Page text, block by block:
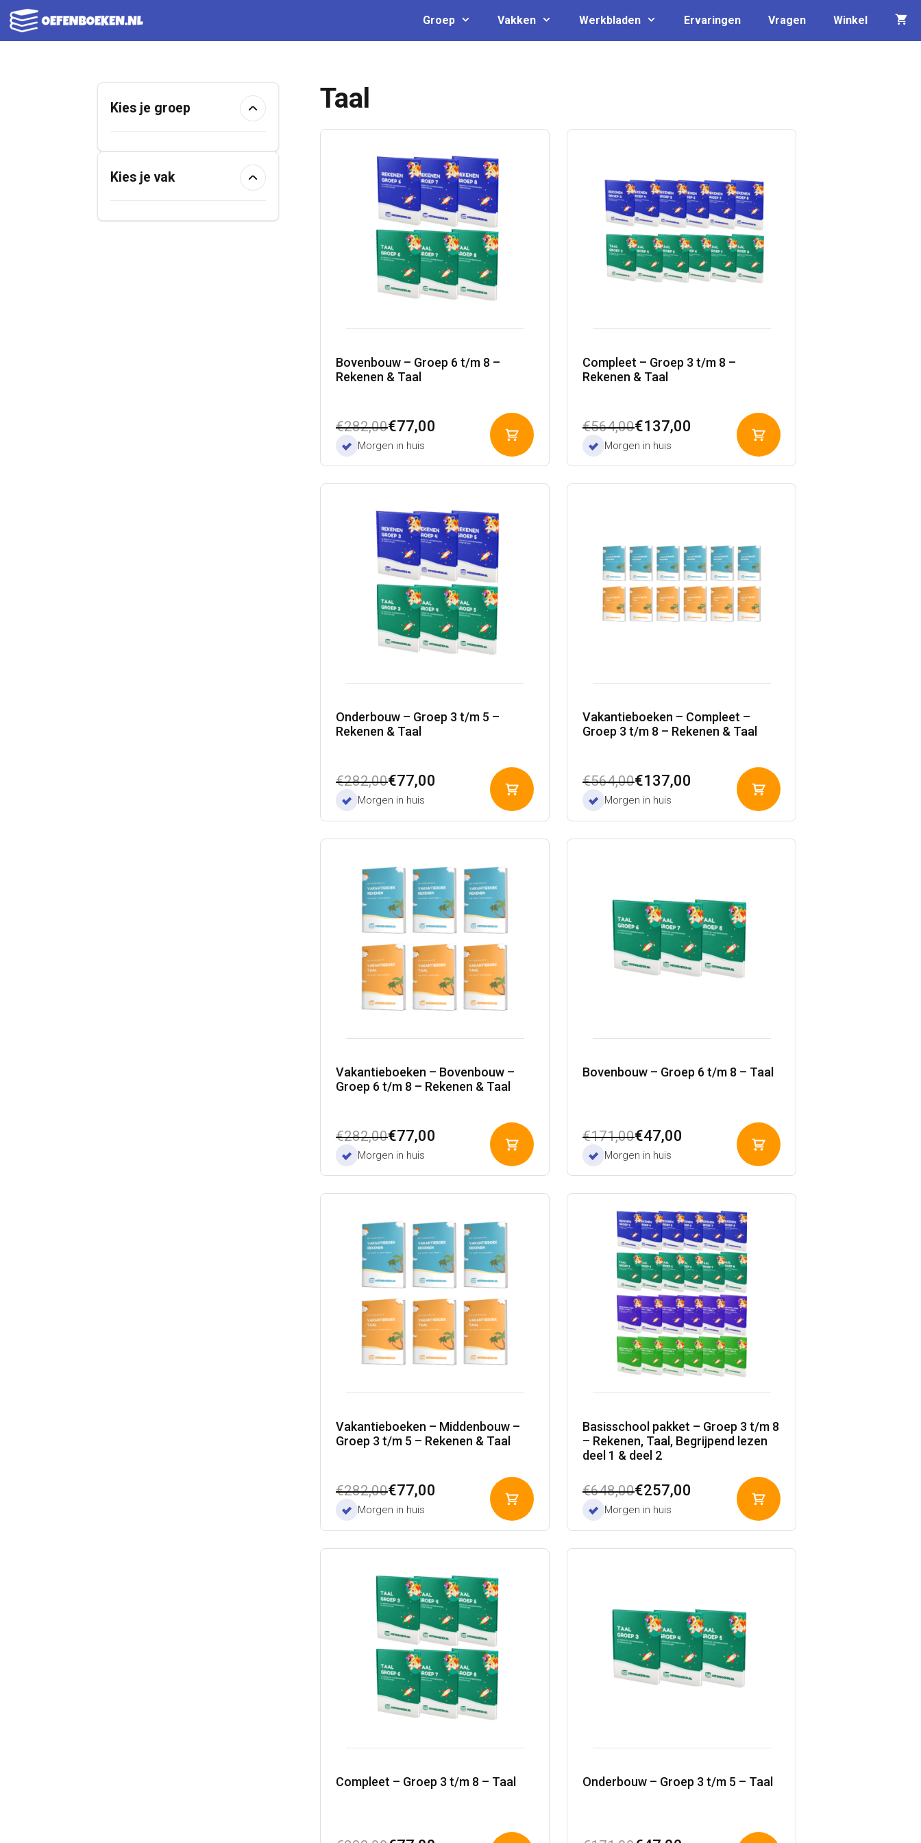
Ga
naar
Groep Vakken Werkbladen Ervaringen Vragen Winkel
Taal
Bovenbouw – Groep 6 t/m 8 –
Rekenen & Taal
€282,00
Oorspronkelijke
prijs
€77,00
Huidige
prijsMorgen in huis
Toevoegen
aan
winkelwagen
Compleet – Groep 3 t/m 8 –
Rekenen & Taal
€564,00
Oorspronkelijke
prijs
€137,00
Huidige
prijsMorgen in huis
Toevoegen
aan
winkelwagen
Onderbouw – Groep 3 t/m 5 –
Rekenen & Taal
€282,00
Oorspronkelijke
prijs
€77,00
Huidige
prijsMorgen in huis
Toevoegen
aan
winkelwagen
Vakantieboeken – Compleet –
Groep 3 t/m 8 – Rekenen & Taal
€564,00
Oorspronkelijke
prijs
€137,00
Huidige
prijsMorgen in huis
Toevoegen
aan
winkelwagen
Vakantieboeken – Bovenbouw –
Groep 6 t/m 8 – Rekenen & Taal
€282,00
Oorspronkelijke
prijs
€77,00
Huidige
prijsMorgen in huis
Toevoegen
aan
winkelwagen
Bovenbouw – Groep 6 t/m 8 – Taal
€171,00
Oorspronkelijke
prijs
€47,00
Huidige
prijsMorgen in huis
Toevoegen
aan
winkelwagen
Vakantieboeken – Middenbouw –
Groep 3 t/m 5 – Rekenen & Taal
€282,00
Oorspronkelijke
prijs
€77,00
Huidige
prijsMorgen in huis
Toevoegen
aan
winkelwagen
Basisschool pakket – Groep 3 t/m 8
– Rekenen, Taal, Begrijpend lezen
deel 1 & deel 2
€648,00
Oorspronkelijke
prijs
€257,00
Huidige
prijsMorgen in huis
Toevoegen
aan
winkelwagen
Compleet – Groep 3 t/m 8 – Taal Onderbouw – Groep 3 t/m 5 – Taal
Kies je groep
Kies je vak